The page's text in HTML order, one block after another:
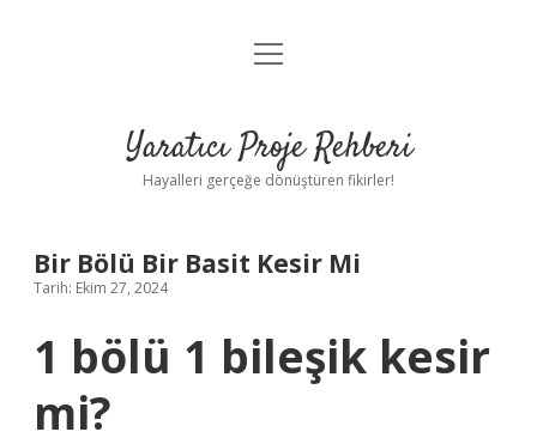
Anasayfa
Yasal Uyarı
menüyü
Yaratıcı Proje Rehberi
Hayalleri gerçeğe dönüştüren fikirler!
Bir Bölü Bir Basit Kesir Mi
Tarih: Ekim 27, 2024
1 bölü 1 bileşik kesir
mi?